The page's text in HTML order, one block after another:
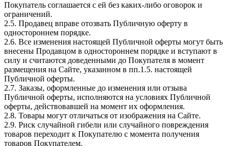
Покупатель соглашается с ей без каких-либо оговорок и
ограничений.
2.5. Продавец вправе отозвать Публичную оферту в
одностороннем порядке.
2.6. Все изменения настоящей Публичной оферты могут быть
внесены Продавцом в одностороннем порядке и вступают в
силу и считаются доведенными до Покупателя в момент
размещения на Сайте, указанном в пп.1.5. настоящей
Публичной оферты.
2.7. Заказы, оформленные до изменения или отзыва
Публичной оферты, исполняются на условиях Публичной
оферты, действовавшей на момент их оформления.
2.8. Товары могут отличаться от изображения на Сайте.
2.9. Риск случайной гибели или случайного повреждения
товаров переходит к Покупателю с момента получения
товаров Покупателем.